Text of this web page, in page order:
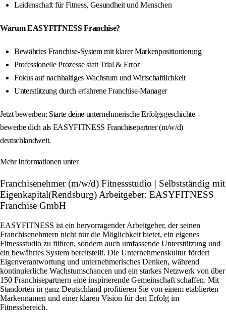
Leidenschaft für Fitness, Gesundheit und Menschen
Warum EASYFITNESS Franchise?
Bewährtes Franchise-System mit klarer Markenpositionierung
Professionelle Prozesse statt Trial & Error
Fokus auf nachhaltiges Wachstum und Wirtschaftlichkeit
Unterstützung durch erfahrene Franchise-Manager
Jetzt bewerben: Starte deine unternehmerische Erfolgsgeschichte -
bewerbe dich als EASYFITNESS Franchisepartner (m/w/d)
deutschlandweit.
Mehr Informationen unter
Franchisenehmer (m/w/d) Fitnessstudio | Selbstständig mit
Eigenkapital(Rendsburg) Arbeitgeber: EASYFITNESS
Franchise GmbH
EASYFITNESS ist ein hervorragender Arbeitgeber, der seinen
Franchisenehmern nicht nur die Möglichkeit bietet, ein eigenes
Fitnessstudio zu führen, sondern auch umfassende Unterstützung und
ein bewährtes System bereitstellt. Die Unternehmenskultur fördert
Eigenverantwortung und unternehmerisches Denken, während
kontinuierliche Wachstumschancen und ein starkes Netzwerk von über
150 Franchisepartnern eine inspirierende Gemeinschaft schaffen. Mit
Standorten in ganz Deutschland profitieren Sie von einem etablierten
Markennamen und einer klaren Vision für den Erfolg im
Fitnessbereich.